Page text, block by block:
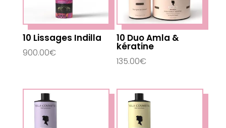
10 Lissages Indilla
900.00€
10 Duo Amla &
kératine
135.00€